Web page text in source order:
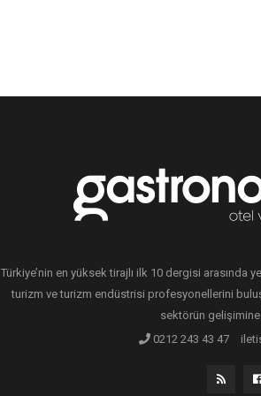
Türkiye’nin en yüksek tirajlı ilk 10 dergisi arasında
turizm ve turizm endüstrisi profesyonellerini
sektörün gelişimine
0212 243 43 47